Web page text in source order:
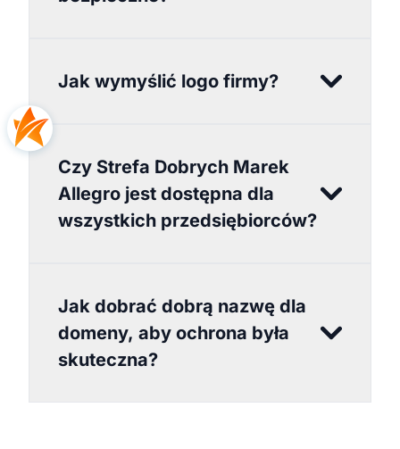
Jak wymyślić logo firmy?
Czy Strefa Dobrych Marek
Allegro jest dostępna dla
wszystkich przedsiębiorców?
Jak dobrać dobrą nazwę dla
domeny, aby ochrona była
skuteczna?